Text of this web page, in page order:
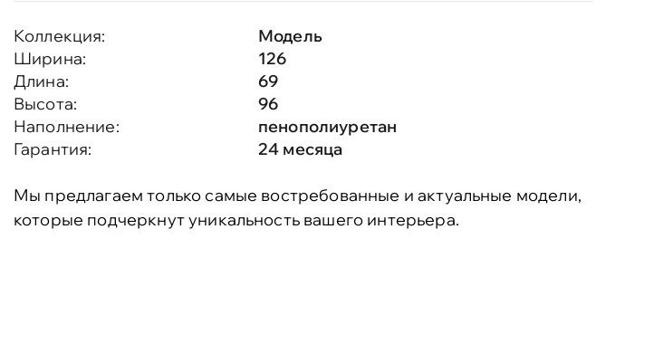
Коллекция:
Модель
Ширина:
126
Длина:
69
Высота:
96
Наполнение:
пенополиуретан
Гарантия:
24 месяца
Мы предлагаем только самые востребованные и актуальные модели,
которые подчеркнут уникальность вашего интерьера.